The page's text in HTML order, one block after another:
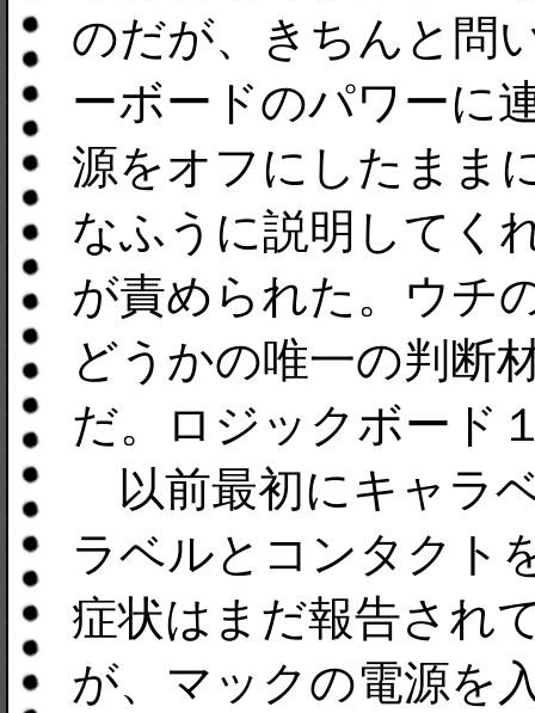
のだが、きちんと問
ーボードのパワーに
源をオフにしたまま
なふうに説明してく
が責められた。ウチ
どうかの唯一の判断
だ。ロジックボード
以前最初にキャラ
ラベルとコンタクト
症状はまだ報告され
が、マックの電源を